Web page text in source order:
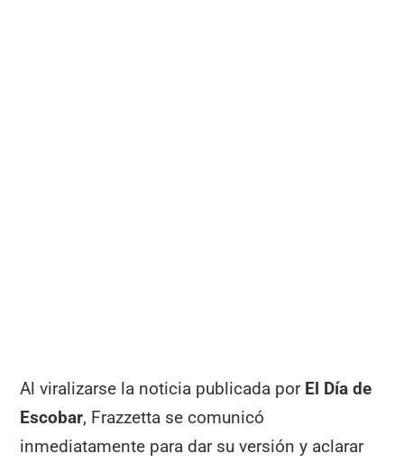
Al viralizarse la noticia publicada por El Día de
Escobar, Frazzetta se comunicó
inmediatamente para dar su versión y aclarar